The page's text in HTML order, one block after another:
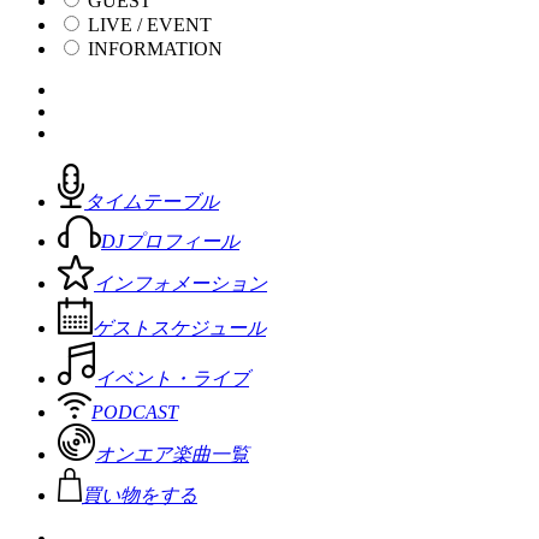
LIVE / EVENT
INFORMATION
タイムテーブル
DJプロフィール
インフォメーション
ゲストスケジュール
イベント・ライブ
PODCAST
オンエア楽曲一覧
買い物をする